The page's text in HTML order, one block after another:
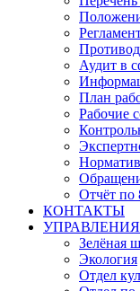
Аудит в
План
Рабочие
Отчёт по
КОНТАКТЫ
Зелёная
Экология
Отдел